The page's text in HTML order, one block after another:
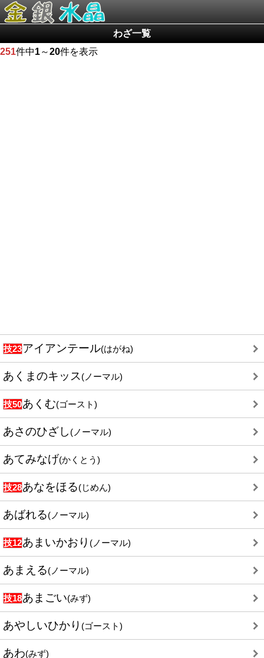
わざ一覧
251件中1～20件を表示
技23アイアンテール(はがね)
あくまのキッス (ノーマル)
技50あくむ(ゴースト)
あさのひざし (ノーマル)
あてみなげ(かくとう)
技28あなをほる(じめん)
あばれる(ノーマル)
技12あまいかおり (ノーマル)
あまえる(ノーマル)
技18あまごい(みず)
あやしいひかり (ゴースト)
あわ(みず)